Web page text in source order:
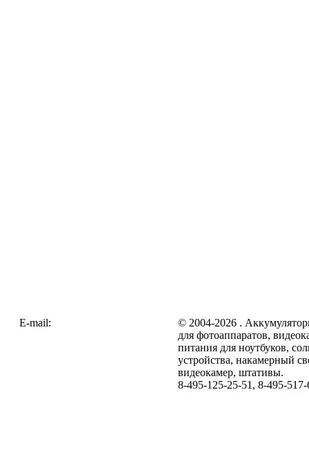
E-mail:
© 2004-2026 .
для фотоаппаратов,
питания для ноутбуков,
устройства, накамерный
видеокамер, штативы.
8-495-125-25-51, 8-495-